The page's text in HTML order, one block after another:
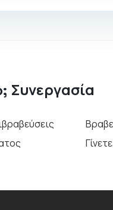
Συνεργασία